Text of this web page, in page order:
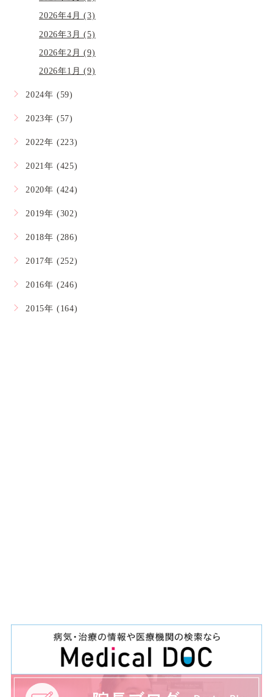
2026年4月 (3)
2026年3月 (5)
2026年2月 (9)
2026年1月 (9)
2024年 (59)
2023年 (57)
2022年 (223)
2021年 (425)
2020年 (424)
2019年 (302)
2018年 (286)
2017年 (252)
2016年 (246)
2015年 (164)